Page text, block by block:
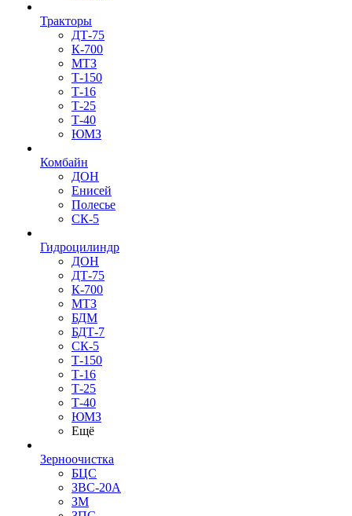
Тракторы
ДТ-75
К-700
МТЗ
Т-150
Т-16
Т-25
Т-40
ЮМЗ
Комбайн
ДОН
Енисей
Полесье
СК-5
Гидроцилиндр
ДОН
ДТ-75
К-700
МТЗ
БДМ
БДТ-7
СК-5
Т-150
Т-16
Т-25
Т-40
ЮМЗ
Ещё
Зерноочистка
БЦС
ЗВС-20А
ЗМ